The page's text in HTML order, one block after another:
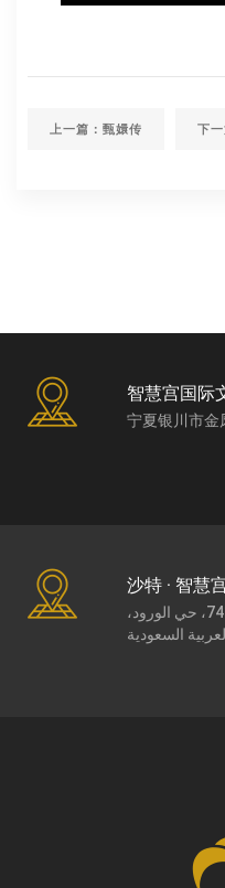
上一篇：甄嬛传 下
智慧宫国际
宁夏银川市金
沙特 · 智慧
طريق الملك عبد العزيز7430، حي الورود،